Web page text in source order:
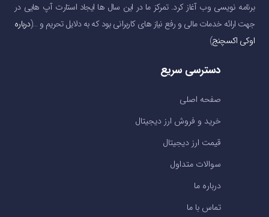
برنامه نویسی وب آغاز کرد. تمرکز ما در این سال ها ایجاد استارت آپ هایی در
جهت ارائه خدمات مالی و رفع نیاز های کاربرانی بود که به دلایل تحریم و …(درباره
اوکی اکسچنج)
دسترسی سریع
صفحه اصلی
خرید و فروش ارز دیجیتال
قیمت ارز دیجیتال
سوالات متداول
درباره ما
تماس با ما